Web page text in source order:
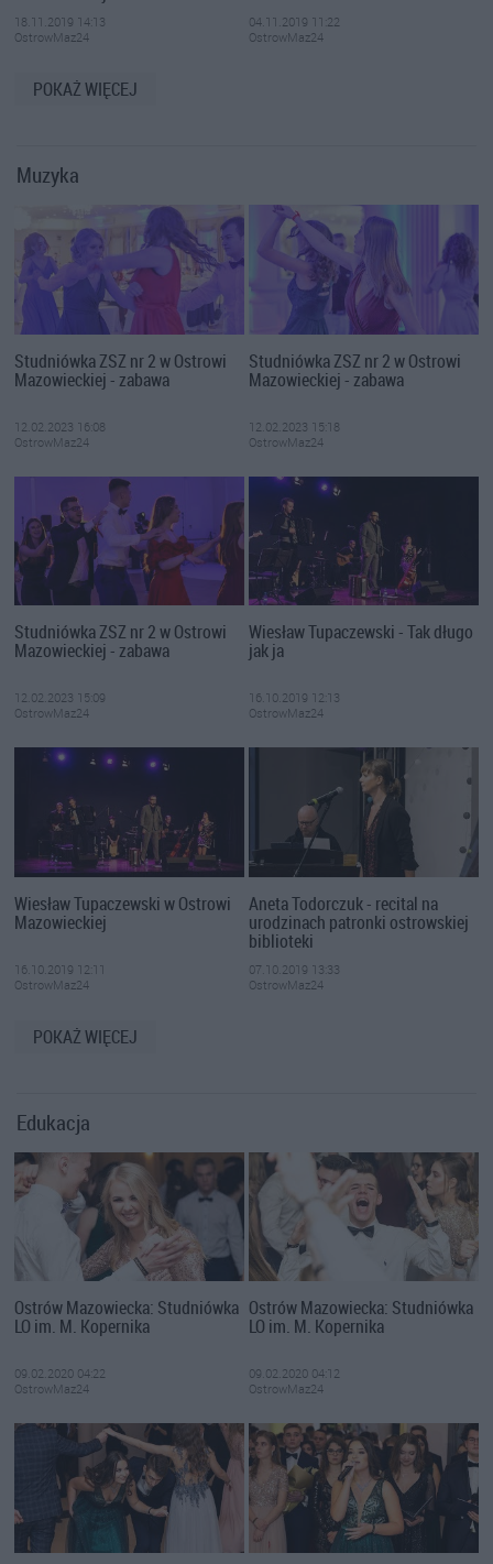
18.11.2019 14:13
OstrowMaz24
04.11.2019 11:22
OstrowMaz24
POKAŻ WIĘCEJ
Muzyka
Studniówka ZSZ nr 2 w Ostrowi
Mazowieckiej - zabawa
12.02.2023 16:08
OstrowMaz24
Studniówka ZSZ nr 2 w Ostrowi
Mazowieckiej - zabawa
12.02.2023 15:18
OstrowMaz24
Studniówka ZSZ nr 2 w Ostrowi
Mazowieckiej - zabawa
12.02.2023 15:09
OstrowMaz24
Wiesław Tupaczewski - Tak długo
jak ja
16.10.2019 12:13
OstrowMaz24
Wiesław Tupaczewski w Ostrowi
Mazowieckiej
16.10.2019 12:11
OstrowMaz24
Aneta Todorczuk - recital na
urodzinach patronki ostrowskiej
biblioteki
07.10.2019 13:33
OstrowMaz24
POKAŻ WIĘCEJ
Edukacja
Ostrów Mazowiecka: Studniówka
LO im. M. Kopernika
09.02.2020 04:22
OstrowMaz24
Ostrów Mazowiecka: Studniówka
LO im. M. Kopernika
09.02.2020 04:12
OstrowMaz24